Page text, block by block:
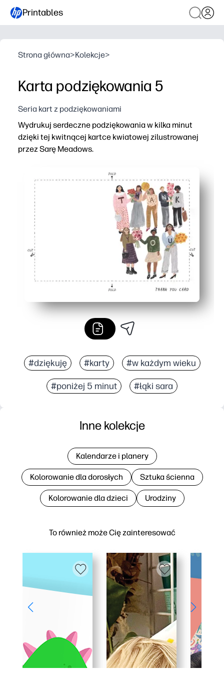
Printables
Strona główna>Kolekcje>
Karta podziękowania 5
Seria kart z podziękowaniami
Wydrukuj serdeczne podziękowania w kilka minut
dzięki tej kwitnącej kartce kwiatowej zilustrowanej
przez Sarę Meadows.
Zero prep - wystarczy wydrukować, złożyć i podpisać
Wszechstronny dla nauczycieli, sąsiadów, trenerów,
Przyjazny dla dzieci układ pozostawia miejsce na
Ostry obraz Sara Meadows wygląda na
#dziękuję #karty #w każdym wieku
#poniżej 5 minut #łąki sara
To również może Cię zainteresować
Inne kolekcje
Kalendarze i planery
Kolorowanie dla dorosłych Sztuka ścienna
Kolorowanie dla dzieci Urodziny